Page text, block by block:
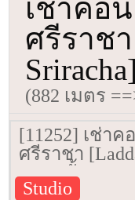
เช่าคอ
ศรีราชา
Sriracha]
(882 เมตร
[11252] เช่า
ศรีราชา
ตรม. ชั้น 9
Studio